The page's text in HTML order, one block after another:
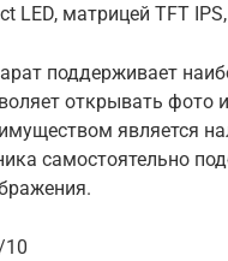
LED, матрицей TFT
поддерживает
открывать фото
является
самостоятельно
10